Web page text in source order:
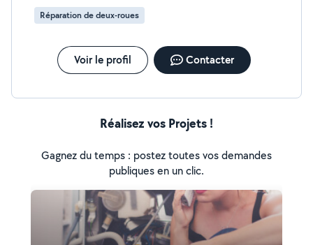
Réparation de deux-roues
Voir le profil Contacter
Réalisez vos Projets !
Gagnez du temps : postez toutes vos demandes
publiques en un clic.